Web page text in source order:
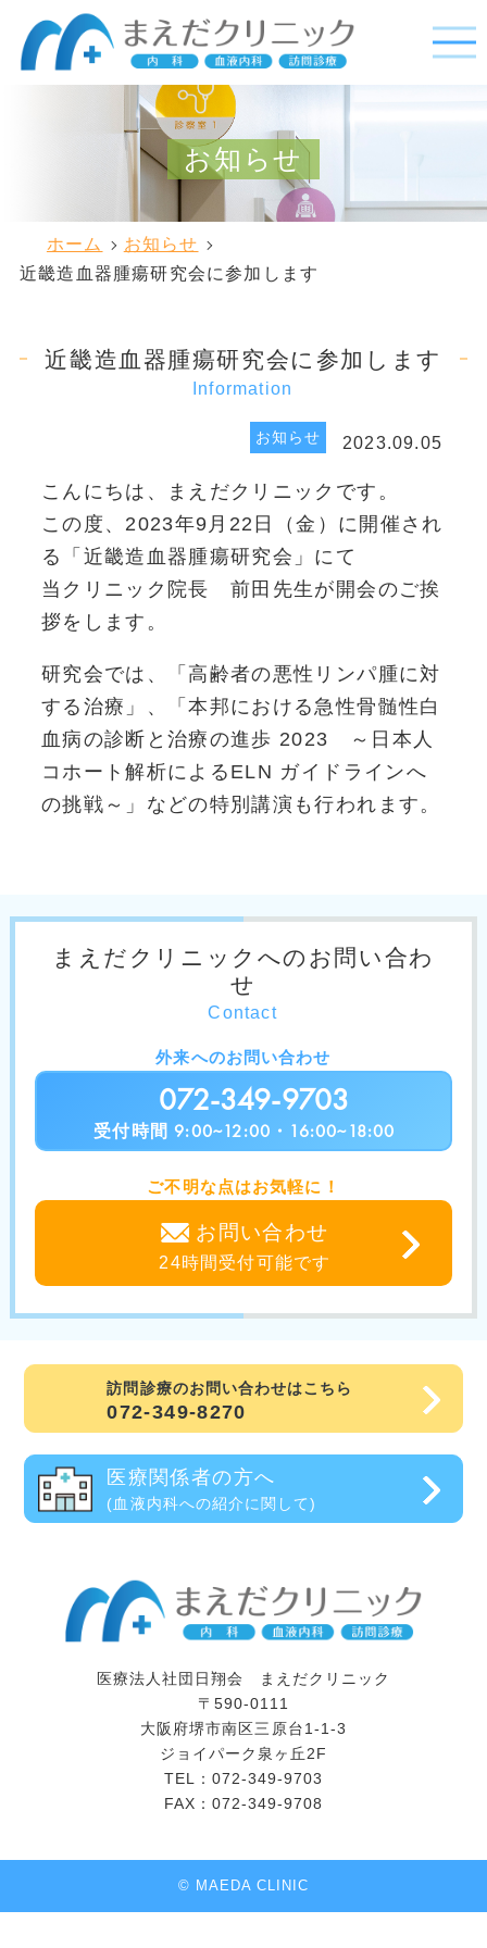
お知らせ
ホーム
お知らせ
近畿造血器腫瘍研究会に参加します
近畿造血器腫瘍研究会に参加します
Information
お知らせ 2023.09.05
こんにちは、まえだクリニックです。
この度、2023年9月22日（金）に開催され
る「近畿造血器腫瘍研究会」にて
当クリニック院長 前田先生が開会のご挨
拶をします。
研究会では、「高齢者の悪性リンパ腫に対
する治療」、「本邦における急性骨髄性白
血病の診断と治療の進歩 2023 ～日本人
コホート解析によるELN ガイドラインへ
の挑戦～」などの特別講演も行われます。
まえだクリニックへのお問い合わ
せ
Contact
外来へのお問い合わせ
072-349-9703
受付時間 9:00~12:00・16:00~18:00
ご不明な点はお気軽に！
お問い合わせ
24時間受付可能です
訪問診療のお問い合わせはこちら
072-349-8270
医療関係者の方へ
(血液内科への紹介に関して)
医療法人社団日翔会 まえだクリニック
〒590-0111
大阪府堺市南区三原台1-1-3
ジョイパーク泉ヶ丘2F
TEL：072-349-9703
FAX：072-349-9708
© MAEDA CLINIC